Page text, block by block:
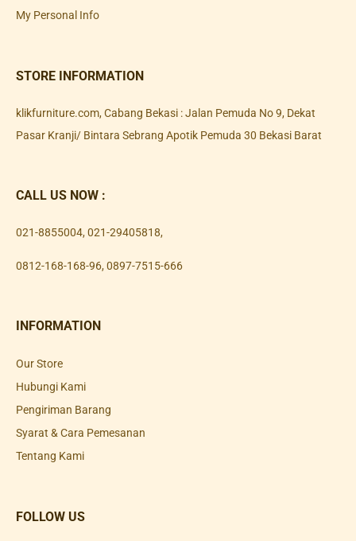
My Personal Info
STORE INFORMATION
klikfurniture.com, Cabang Bekasi : Jalan Pemuda No 9, Dekat
Pasar Kranji/ Bintara Sebrang Apotik Pemuda 30 Bekasi Barat
CALL US NOW :
021-8855004, 021-29405818,
0812-168-168-96, 0897-7515-666
INFORMATION
Our Store
Hubungi Kami
Pengiriman Barang
Syarat & Cara Pemesanan
Tentang Kami
FOLLOW US